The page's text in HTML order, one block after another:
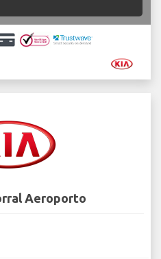
Aeroporto